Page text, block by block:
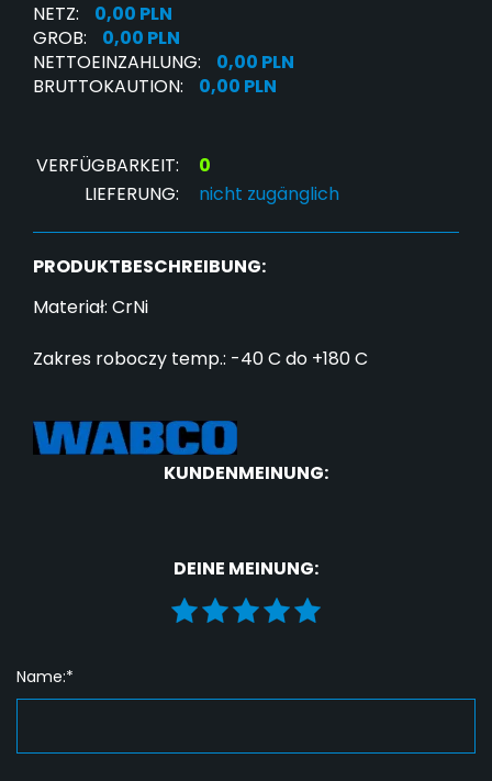
NETZ:
0,00 PLN
GROB:
0,00 PLN
NETTOEINZAHLUNG:
0,00 PLN
BRUTTOKAUTION:
0,00 PLN
VERFÜGBARKEIT:
0
LIEFERUNG:
nicht zugänglich
PRODUKTBESCHREIBUNG:
Materiał: CrNi
Zakres roboczy temp.: -40 C do +180 C
KUNDENMEINUNG:
DEINE MEINUNG:
Name:*